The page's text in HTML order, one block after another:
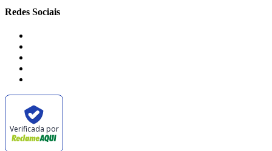
Redes Sociais
Verificada por